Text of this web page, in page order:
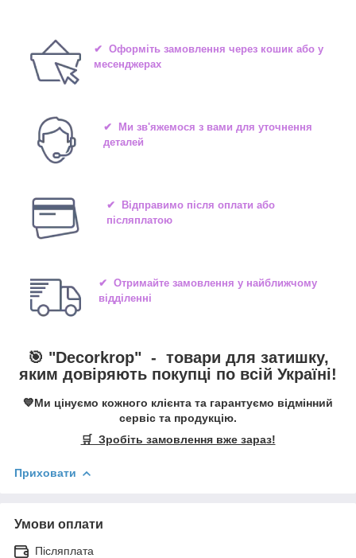
✔ Оформіть замовлення через кошик або у
месенджерах
✔ Ми зв'яжемося з вами для уточнення
деталей
✔ Відправимо після оплати або
післяплатою
✔ Отримайте замовлення у найближчому
відділенні
🎯 "Decorkrop" - товари для затишку,
яким довіряють покупці по всій Україні!
💙Ми цінуємо кожного клієнта та гарантуємо відмінний
сервіс та продукцію.
🛒 Зробіть замовлення вже зараз!
Приховати
Умови оплати
Післяплата